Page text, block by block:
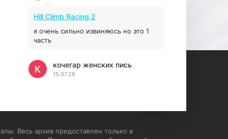
Hill Climb Racing 2
я очень сильно извиняюсь но это 1
часть
кочегар женских пись
15.07.26
К
напишите блять на пк с
Весь архив предоставлен только в